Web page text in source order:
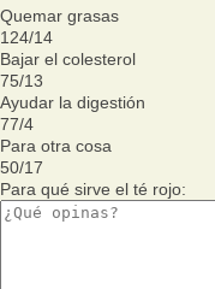
Quemar grasas
124/14
Bajar el colesterol
75/13
Ayudar la digestión
77/4
Para otra cosa
50/17
Para qué sirve el té rojo: